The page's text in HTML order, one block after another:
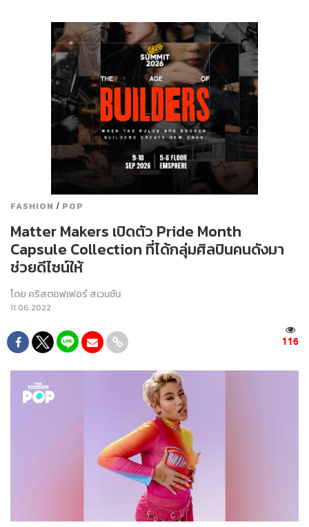
FASHION / POP
Matter Makers เปิดตัว ​​Pride Month
Capsule Collection ที่ได้กลุ่มศิลปินคนดังมา
ช่วยดีไซน์ให้
โดย คริสตอฟเฟอร์ สเวนซัน
11.06.2022
116